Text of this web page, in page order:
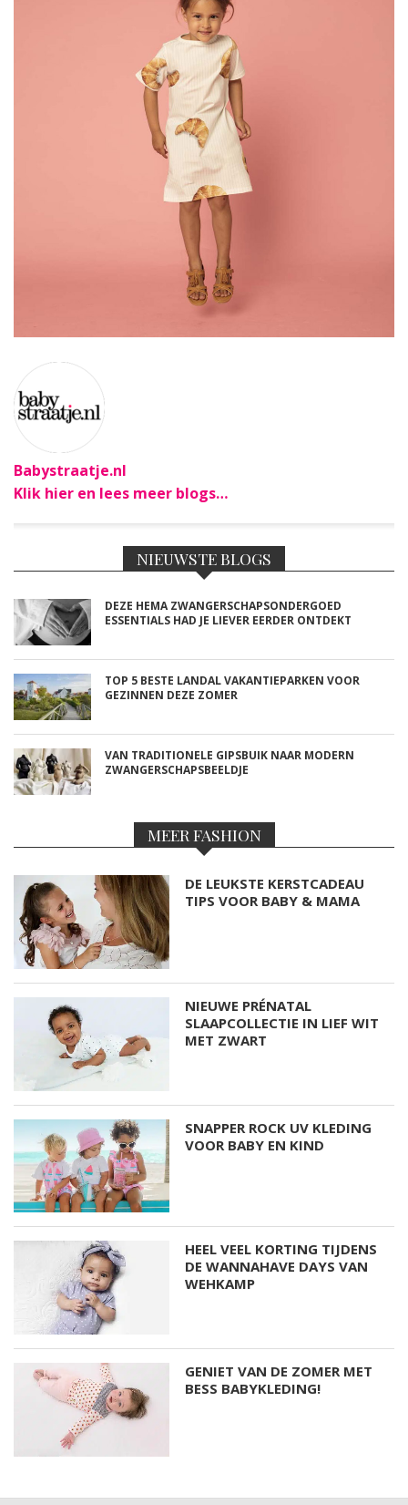
Babystraatje.nl
Klik hier en lees meer blogs…
NIEUWSTE BLOGS
DEZE HEMA ZWANGERSCHAPSONDERGOED
ESSENTIALS HAD JE LIEVER EERDER ONTDEKT
TOP 5 BESTE LANDAL VAKANTIEPARKEN VOOR
GEZINNEN DEZE ZOMER
VAN TRADITIONELE GIPSBUIK NAAR MODERN
ZWANGERSCHAPSBEELDJE
MEER FASHION
DE LEUKSTE KERSTCADEAU
TIPS VOOR BABY & MAMA
NIEUWE PRÉNATAL
SLAAPCOLLECTIE IN LIEF WIT
MET ZWART
SNAPPER ROCK UV KLEDING
VOOR BABY EN KIND
HEEL VEEL KORTING TIJDENS
DE WANNAHAVE DAYS VAN
WEHKAMP
GENIET VAN DE ZOMER MET
BESS BABYKLEDING!